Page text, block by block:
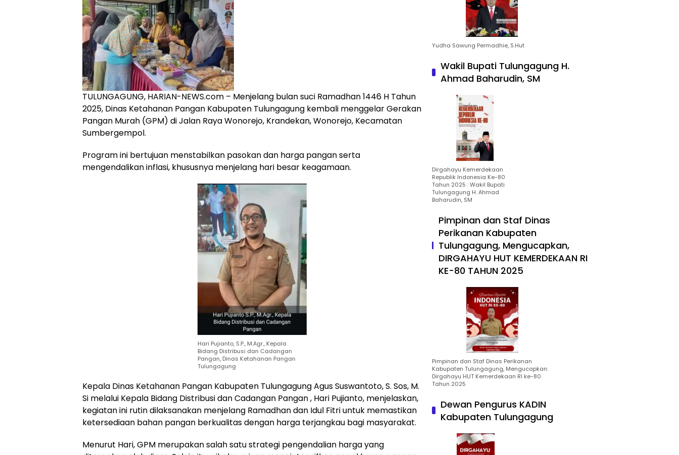
TULUNGAGUNG, HARIAN-NEWS.com – Menjelang bulan suci Ramadhan 1446 H Tahun
2025, Dinas Ketahanan Pangan Kabupaten Tulungagung kembali menggelar Gerakan
Pangan Murah (GPM) di Jalan Raya Wonorejo, Krandekan, Wonorejo, Kecamatan
Sumbergempol.
Program ini bertujuan menstabilkan pasokan dan harga pangan serta
mengendalikan inflasi, khususnya menjelang hari besar keagamaan.
Hari Pujianto, S.P., M.Agr., Kepala
Bidang Distribusi dan Cadangan
Pangan, Dinas Ketahanan Pangan
Tulungagung
Kepala Dinas Ketahanan Pangan Kabupaten Tulungagung Agus Suswantoto, S. Sos, M.
Si melalui Kepala Bidang Distribusi dan Cadangan Pangan , Hari Pujianto, menjelaskan,
kegiatan ini rutin dilaksanakan menjelang Ramadhan dan Idul Fitri untuk memastikan
ketersediaan bahan pangan berkualitas dengan harga terjangkau bagi masyarakat.
Menurut Hari, GPM merupakan salah satu strategi pengendalian harga yang
Yudha Sawung Permadhie, S.Hut
Wakil Bupati Tulungagung H.
Ahmad Baharudin, SM
Dirgahayu Kemerdekaan
Republik Indonesia Ke-80
Tahun 2025 : Wakil Bupati
Tulungagung H. Ahmad
Baharudin, SM
Pimpinan dan Staf Dinas
Perikanan Kabupaten
Tulungagung, Mengucapkan,
DIRGAHAYU HUT KEMERDEKAAN RI
KE-80 TAHUN 2025
Pimpinan dan Staf Dinas Perikanan
Kabupaten Tulungagung, Mengucapkan:
Dirgahayu HUT Kemerdekaan RI ke-80
Tahun 2025
Dewan Pengurus KADIN
Kabupaten Tulungagung